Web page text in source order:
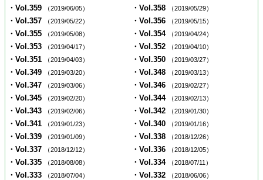
・Vol.359 （2019/06/05） ・Vol.358 （2019/05/29）
・Vol.357 （2019/05/22） ・Vol.356 （2019/05/15）
・Vol.355 （2019/05/08） ・Vol.354 （2019/04/24）
・Vol.353 （2019/04/17） ・Vol.352 （2019/04/10）
・Vol.351 （2019/04/03） ・Vol.350 （2019/03/27）
・Vol.349 （2019/03/20） ・Vol.348 （2019/03/13）
・Vol.347 （2019/03/06） ・Vol.346 （2019/02/27）
・Vol.345 （2019/02/20） ・Vol.344 （2019/02/13）
・Vol.343 （2019/02/06） ・Vol.342 （2019/01/30）
・Vol.341 （2019/01/23） ・Vol.340 （2019/01/16）
・Vol.339 （2019/01/09） ・Vol.338 （2018/12/26）
・Vol.337 （2018/12/12） ・Vol.336 （2018/12/05）
・Vol.335 （2018/08/08） ・Vol.334 （2018/07/11）
・Vol.333 （2018/07/04） ・Vol.332 （2018/06/06）